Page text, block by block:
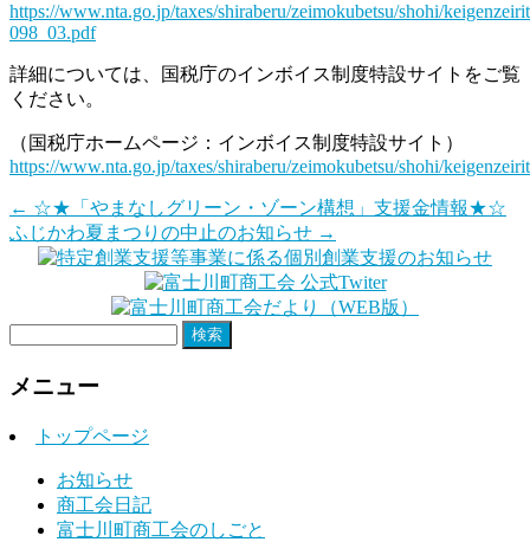
https://www.nta.go.jp/taxes/shiraberu/zeimokubetsu/shohi/
098_03.pdf
詳細については、国税庁のインボイス制度特設サイトをご覧
ください。
（国税庁ホームページ：インボイス制度特設サイト）
https://www.nta.go.jp/taxes/shiraberu/zeimokubetsu/shohi/
← ☆★「やまなしグリーン・ゾーン構想」支援金情報★☆
ふじかわ夏まつりの中止のお知らせ →
検
メニュー
トップページ
お知らせ
商工会日記
富士川町商工会のしごと